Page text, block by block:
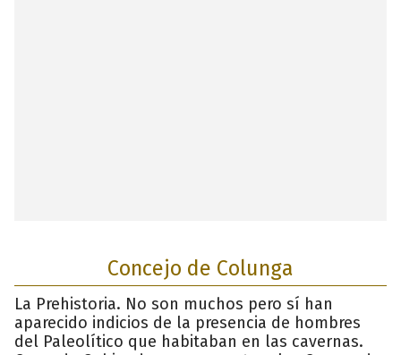
Concejo de Colunga
La Prehistoria. No son muchos pero sí han
aparecido indicios de la presencia de hombres
del Paleolítico que habitaban en las cavernas.